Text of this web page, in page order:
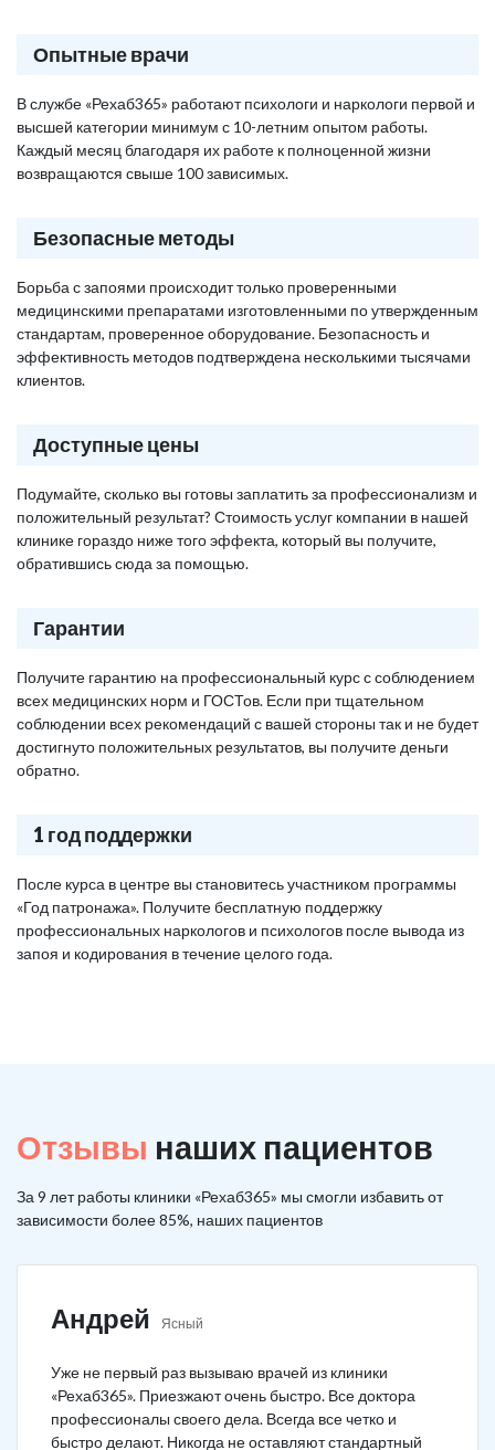
Опытные врачи
В службе «Рехаб365» работают психологи и наркологи первой и
высшей категории минимум с 10-летним опытом работы.
Каждый месяц благодаря их работе к полноценной жизни
возвращаются свыше 100 зависимых.
Безопасные методы
Борьба с запоями происходит только проверенными
медицинскими препаратами изготовленными по утвержденным
стандартам, проверенное оборудование. Безопасность и
эффективность методов подтверждена несколькими тысячами
клиентов.
Доступные цены
Подумайте, сколько вы готовы заплатить за профессионализм и
положительный результат? Стоимость услуг компании в нашей
клинике гораздо ниже того эффекта, который вы получите,
обратившись сюда за помощью.
Гарантии
Получите гарантию на профессиональный курс с соблюдением
всех медицинских норм и ГОСТов. Если при тщательном
соблюдении всех рекомендаций с вашей стороны так и не будет
достигнуто положительных результатов, вы получите деньги
обратно.
1 год поддержки
После курса в центре вы становитесь участником программы
«Год патронажа». Получите бесплатную поддержку
профессиональных наркологов и психологов после вывода из
запоя и кодирования в течение целого года.
Отзывы наших пациентов
За 9 лет работы клиники «Рехаб365» мы смогли избавить от
зависимости более 85%, наших пациентов
Андрей Ясный
Уже не первый раз вызываю врачей из клиники
«Рехаб365». Приезжают очень быстро. Все доктора
профессионалы своего дела. Всегда все четко и
быстро делают. Никогда не оставляют стандартный